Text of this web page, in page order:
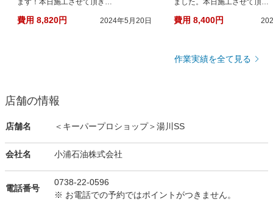
ます！本日施工させて頂き…
費用 8,820円 2024年5月20日
ました。本日施工させて頂…
費用 8,400円
作業実績を全て見る
店舗の情報
店舗名 ＜キーパープロショップ＞湯川SS
会社名 小浦石油株式会社
電話番号
0738-22-0596
※ お電話での予約ではポイントがつきません。